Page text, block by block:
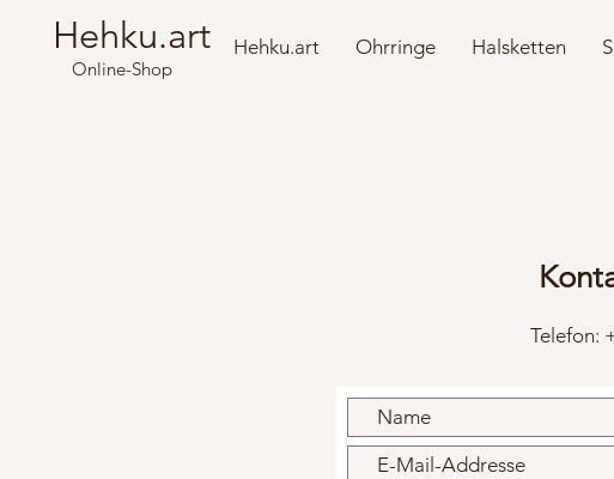
Hehku.art Hehku.art Ohrringe Halsketten
Online-Shop
Telefon: